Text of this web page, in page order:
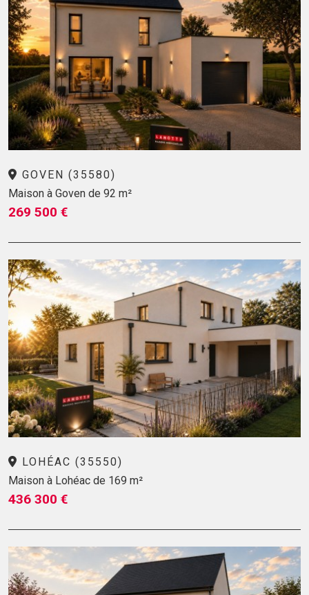
GOVEN (35580)
Maison à Goven de 92 m²
269 500 €
LOHÉAC (35550)
Maison à Lohéac de 169 m²
436 300 €